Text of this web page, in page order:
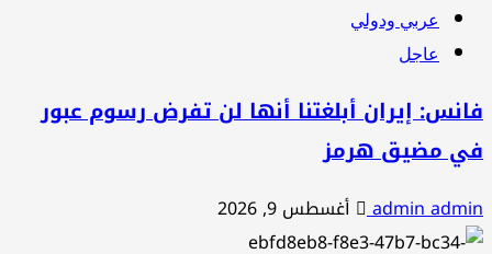
عربي ودولي
عاجل
فانس: إيران أبلغتنا أنها لن تفرض رسوم عبور
في مضيق هرمز
admin admin أغسطس 9, 2026